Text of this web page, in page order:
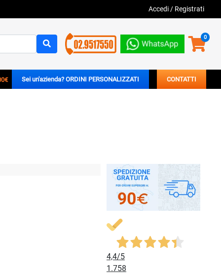
Accedi / Registrati
0
Sei un'azienda? ORDINI PERSONALIZZATI CONTATTI
4,4/5
1.758